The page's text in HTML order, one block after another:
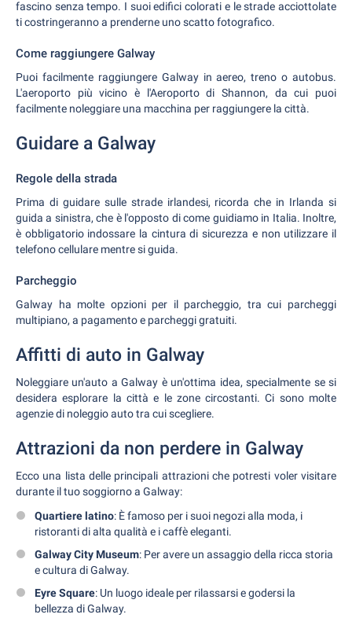
fascino senza tempo. I suoi edifici colorati e le strade acciottolate
ti costringeranno a prenderne uno scatto fotografico.
Come raggiungere Galway
Puoi facilmente raggiungere Galway in aereo, treno o autobus.
L'aeroporto più vicino è l'Aeroporto di Shannon, da cui puoi
facilmente noleggiare una macchina per raggiungere la città.
Guidare a Galway
Regole della strada
Prima di guidare sulle strade irlandesi, ricorda che in Irlanda si
guida a sinistra, che è l'opposto di come guidiamo in Italia. Inoltre,
è obbligatorio indossare la cintura di sicurezza e non utilizzare il
telefono cellulare mentre si guida.
Parcheggio
Galway ha molte opzioni per il parcheggio, tra cui parcheggi
multipiano, a pagamento e parcheggi gratuiti.
Affitti di auto in Galway
Noleggiare un'auto a Galway è un'ottima idea, specialmente se si
desidera esplorare la città e le zone circostanti. Ci sono molte
agenzie di noleggio auto tra cui scegliere.
Attrazioni da non perdere in Galway
Ecco una lista delle principali attrazioni che potresti voler visitare
durante il tuo soggiorno a Galway:
Quartiere latino: È famoso per i suoi negozi alla moda, i
ristoranti di alta qualità e i caffè eleganti.
Galway City Museum: Per avere un assaggio della ricca storia
e cultura di Galway.
Eyre Square: Un luogo ideale per rilassarsi e godersi la
bellezza di Galway.